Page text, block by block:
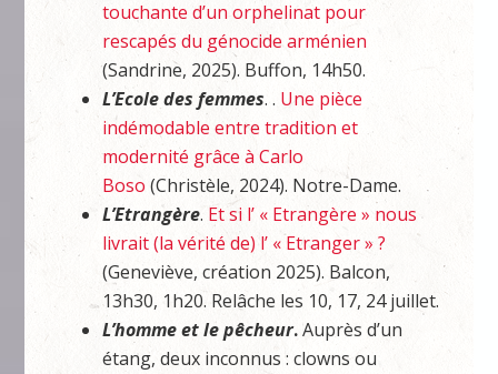
touchante d’un orphelinat pour
rescapés du génocide arménien
(Sandrine, 2025). Buffon, 14h50.
L’Ecole des femmes. . Une pièce
indémodable entre tradition et
modernité grâce à Carlo
Boso (Christèle, 2024). Notre-Dame.
L’Etrangère. Et si l’ « Etrangère » nous
livrait (la vérité de) l’ « Etranger » ?
(Geneviève, création 2025). Balcon,
13h30, 1h20. Relâche les 10, 17, 24 juillet.
L’homme et le pêcheur.Auprès d’un
étang, deux inconnus : clowns ou